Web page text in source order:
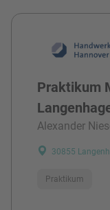
Praktikum
Alexander
30855
Praktikum